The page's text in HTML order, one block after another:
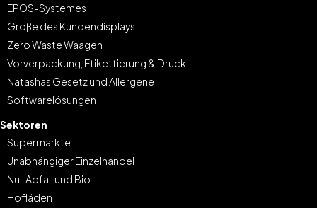
EPOS-Systemes
Größe des Kundendisplays
Zero Waste Waagen
Vorverpackung, Etikettierung & Druck
Natashas Gesetz und Allergene
Softwarelösungen
Sektoren
Supermärkte
Unabhängiger Einzelhandel
Null Abfall und Bio
Hofläden